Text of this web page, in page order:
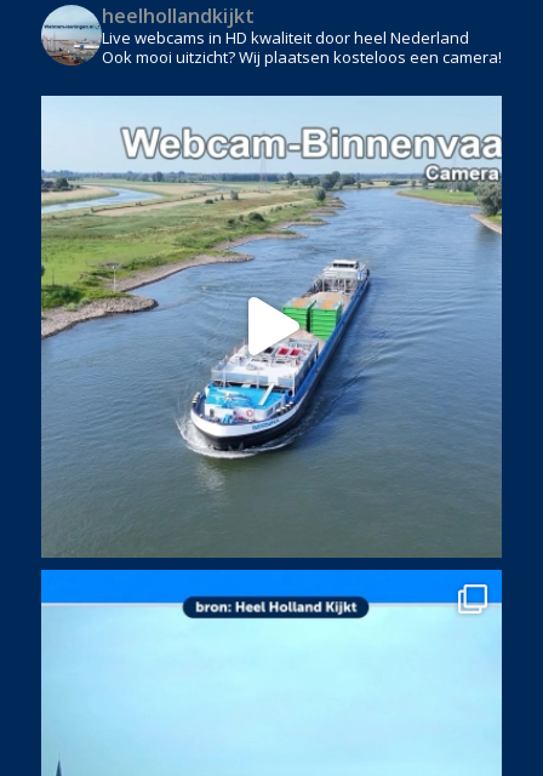
heelhollandkijkt
Live webcams in HD kwaliteit door heel Nederland
Ook mooi uitzicht? Wij plaatsen kosteloos een camera!